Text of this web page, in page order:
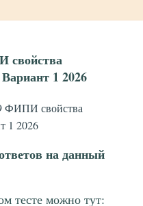
свойства
1 2026
ФИПИ свойства
1 2026
на данный
тесте можно тут: